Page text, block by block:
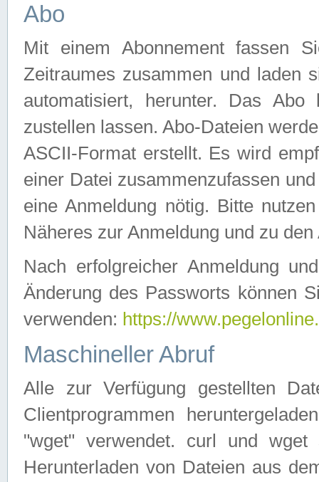
Abo
Mit einem Abonnement fassen
Zeitraumes zusammen und laden
automatisiert, herunter. Das
zustellen lassen. Abo-Dateien
ASCII-Format erstellt. Es wird
einer Datei zusammenzufassen
eine Anmeldung nötig. Bitte
Näheres zur Anmeldung und zu
Nach erfolgreicher Anmeldung
Änderung des Passworts können
verwenden: https://
Maschineller Abruf
Alle zur Verfügung gestellten
Clientprogrammen
"wget" verwendet. curl und wget
Herunterladen von Dateien aus